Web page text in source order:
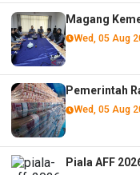
Magang
Wed, 05 Aug
Pemerintah
Wed, 05 Aug
Piala AFF